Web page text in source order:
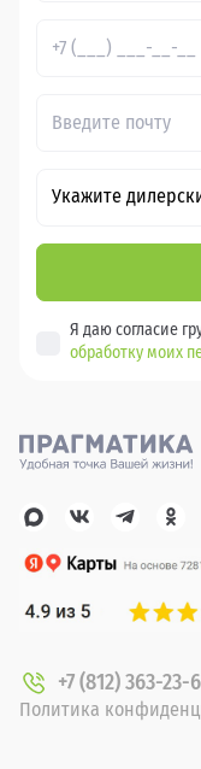
Укажите
Я даю согласие
обработку моих
+7 (812) 363-23-
Политика